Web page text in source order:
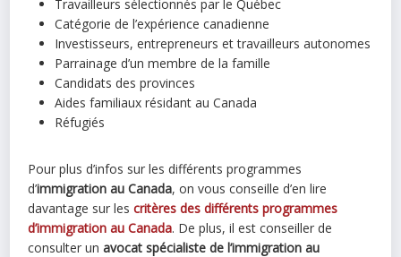
Travailleurs sélectionnés par le Québec
Catégorie de l’expérience canadienne
Investisseurs, entrepreneurs et travailleurs autonomes
Parrainage d’un membre de la famille
Candidats des provinces
Aides familiaux résidant au Canada
Réfugiés
Pour plus d’infos sur les différents programmes
d’immigration au Canada, on vous conseille d’en lire
davantage sur lescritères des différents programmes
d’immigration au Canada. De plus, il est conseiller de
consulter unavocat spécialiste de l’immigration au